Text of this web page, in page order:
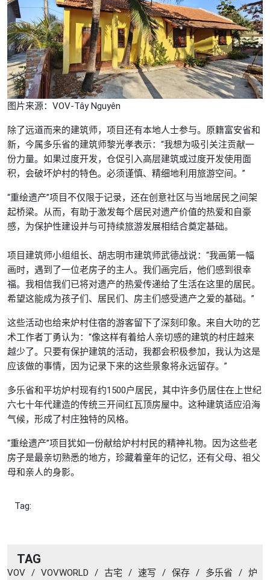
图片来源：VOV-Tây Nguyên
除了远道而来的建筑师，项目还有本地人士参与。原籍富安省和
新，今属多乐省的建筑师黎光孝表示：“我想为吸引关注贡献一
份力量。如果过度开发，仓促引入高层建筑或过度开发使用面
积，会破坏炉村的特色。必须谨慎、精细地利用旅游空间。”
“重绘遗产”项目不仅限于记录，还在创意社区与当地居民之间架
起桥梁。从而，有助于激发每个居民对遗产价值的热爱和自豪
感，为保护性建设并与可持续旅游发展相结合奠定基础。
项目建筑师小组组长、胡志明市建筑师武德战说：“我画第一幅
画时，遇到了一位老房子的主人。我们画完后，他们感到很幸
福。我相信我们已将对遗产的热爱传递给了生活在这里的居民。
希望这能成为孩子们、居民们、房主们感受遗产之爱的基础。”
这些活动也给来炉村住宿的游客留下了深刻印象。来自大叻的艺
术工作者丁勇认为：“像这样有着给人亲切感的建筑的村庄越来
越少了。只要有保护建筑的活动，我都会积极参加，我认为这是
应该做的事情，因为记录下来的这些景象将永远留存。”
多乐省和平坊炉村现有约1500户居民，其中许多仍居住在上世纪
六七十年代建造的传统三开间红瓦顶房屋中。这种建筑适应沿海
气候，形成了村庄独特的风格。
“重绘遗产”项目犹如一份献给炉村村民的精神礼物。因为这些老
房子是最亲切熟悉的地方，珍藏着童年的记忆，还有父母、祖父
母和亲人的身影。
Tag:
TAG
VOV / VOVWORLD / 古宅 / 速写 / 保存 / 多乐省 / 炉